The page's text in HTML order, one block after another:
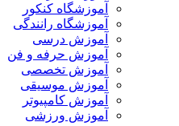
آموزشگاه کنکور
آموزشگاه رانندگی
آموزش درسی
آموزش حرفه و فن
آموزش تخصصی
آموزش موسیقی
آموزش کامپیوتر
آموزش ورزشی